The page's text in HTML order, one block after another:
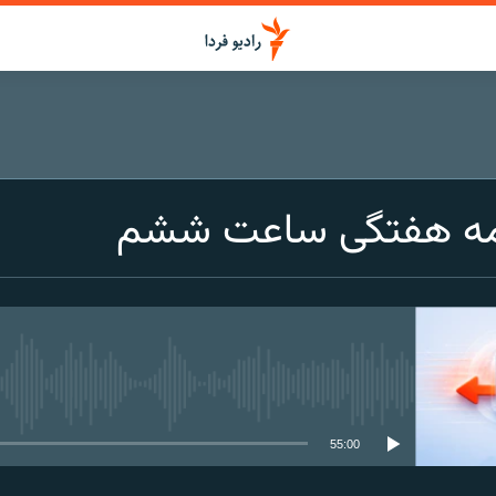
هفتگی ساعت‌ ششم
55:00